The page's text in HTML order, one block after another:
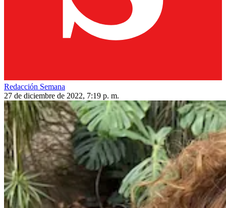
Redacción Semana
27 de diciembre de 2022, 7:19 p. m.